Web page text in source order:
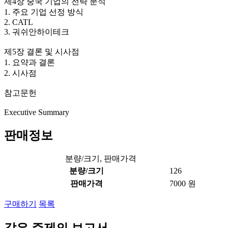
1. 주요 기업 선정 방식
2. CATL
3. 궈쉬안하이테크
제5장 결론 및 시사점
1. 요약과 결론
2. 시사점
참고문헌
Executive Summary
판매정보
분량/크기, 판매가격
분량/크기
126
판매가격
7000 원
구매하기 목록